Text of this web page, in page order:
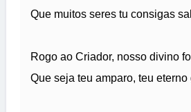
Que muitos seres tu consigas
Rogo ao Criador, nosso divino
Que seja teu amparo, teu eterno